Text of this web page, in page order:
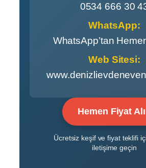
0534 666 30
WhatsApp:
WhatsApp’tan
Web Sitesi:
Hemen Fiyat
Ücretsiz keşif ve fiyat teklifi
iletişime geçin